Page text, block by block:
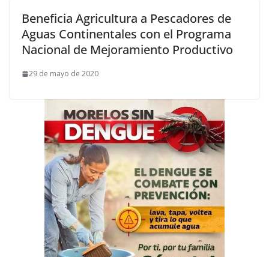
Beneficia Agricultura a Pescadores de
Aguas Continentales con el Programa
Nacional de Mejoramiento Productivo
29 de mayo de 2020